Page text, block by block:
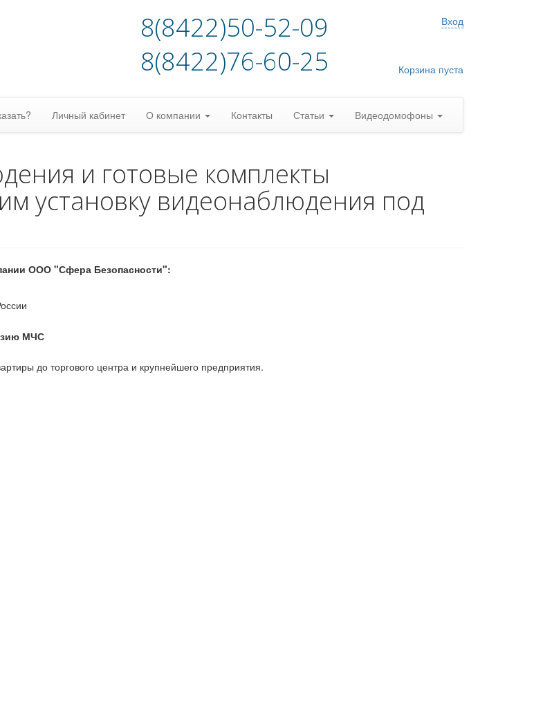
8(8422)50-52-09
8(8422)76-60-25
Вход
Корзина пуста
Личный кабинет О компании Контакты Статьи Видеодомофоны
и готовые комплекты
установку видеонаблюдения под
ООО "Сфера Безопасности":
МЧС
до торгового центра и крупнейшего предприятия.